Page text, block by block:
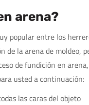
arena?
popular entre los
de la arena de moldeo,
de fundición en
usted a continuación:
las caras del objeto